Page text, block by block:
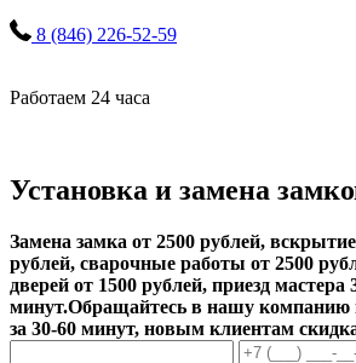
8 (846) 226-52-59
Работаем 24 часа
Установка и замена
Замена замка от 2500 рублей,
рублей, сварочные работы от 2500
дверей от 1500 рублей, приезд мастера
минут.Обращайтесь в нашу компанию
за 30-60 минут, новым клиентам